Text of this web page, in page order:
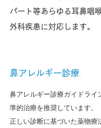
パート等あらゆる耳鼻咽
外科疾患に対応します。
鼻アレルギー診療
鼻アレルギー診療ガイドライ
準的治療を推奨しています。
正しい診断に基づいた薬物療